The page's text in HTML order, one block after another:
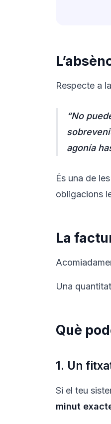
Respecte a
“No
agonía
És una de
obligacions
La
Una
Què
1. Un
Si el teu
minut